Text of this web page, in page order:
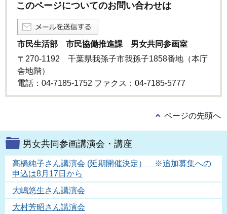
このページについてのお問い合わせは
市民生活部 市民協働推進課 男女共同参画室
〒270-1192 千葉県我孫子市我孫子1858番地（本庁
舎地階）
電話：04-7185-1752 ファクス：04-7185-5777
ページの先頭へ
男女共同参画講演会・講座
高橋純子さん講演会 (延期開催決定） ※追加募集への
申込は8月17日から
大嶋悠生さん講演会
大村芳昭さん講演会